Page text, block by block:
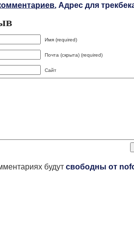
Адрес для
Имя (required)
Почта (скрыта) (required)
Сайт
будут свободны от